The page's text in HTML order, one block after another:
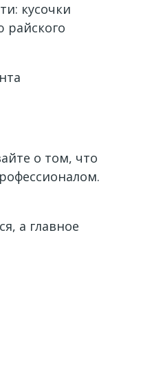
кусочки
райского
о том, что
а главное